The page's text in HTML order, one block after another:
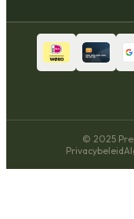
© 2025
Privacybeleid